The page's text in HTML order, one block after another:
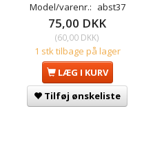
Model/varenr.: abst37
75,00 DKK
(60,00 DKK)
1 stk tilbage på lager
LÆG I KURV
Tilføj ønskeliste